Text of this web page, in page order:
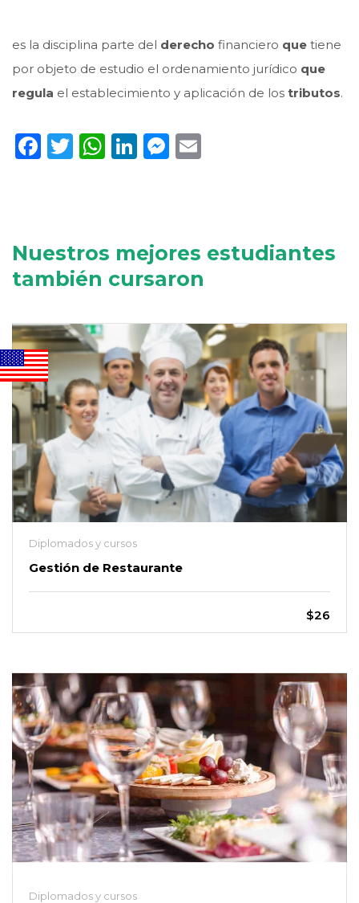
es la disciplina parte del derecho financiero que tiene
por objeto de estudio el ordenamiento jurídico que
regula el establecimiento y aplicación de los tributos.
Facebook
Twitter
WhatsApp
LinkedIn
Messenger
Nuestros mejores estudiantes
también cursaron
Diplomados y cursos
Gestión de Restaurante
$26
Diplomados y cursos